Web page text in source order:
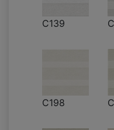
C139
C198